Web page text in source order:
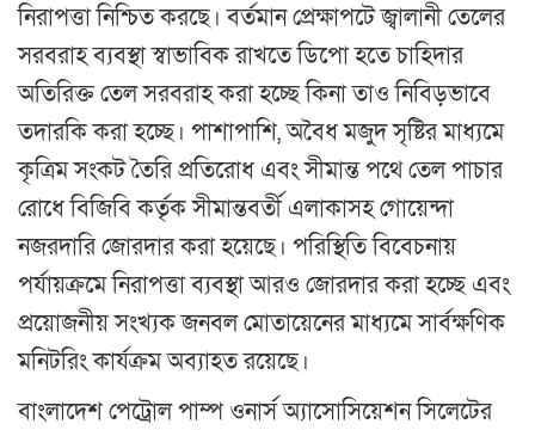
নিরাপত্তা নিশ্চিত করছে। বর্তমান প্রেক্ষাপটে জ্বালানী তেলের
সরবরাহ ব্যবস্থা স্বাভাবিক রাখতে ডিপো হতে চাহিদার
অতিরিক্ত তেল সরবরাহ করা হচ্ছে কিনা তাও নিবিড়ভাবে
তদারকি করা হচ্ছে। পাশাপাশি, অবৈধ মজুদ সৃষ্টির মাধ্যমে
কৃত্রিম সংকট তৈরি প্রতিরোধ এবং সীমান্ত পথে তেল পাচার
রোধে বিজিবি কর্তৃক সীমান্তবর্তী এলাকাসহ গোয়েন্দা
নজরদারি জোরদার করা হয়েছে। পরিস্থিতি বিবেচনায়
পর্যায়ক্রমে নিরাপত্তা ব্যবস্থা আরও জোরদার করা হচ্ছে এবং
প্রয়োজনীয় সংখ্যক জনবল মোতায়েনের মাধ্যমে সার্বক্ষণিক
মনিটরিং কার্যক্রম অব্যাহত রয়েছে।
বাংলাদেশ পেট্রোল পাম্প ওনার্স অ্যাসোসিয়েশন সিলেটের